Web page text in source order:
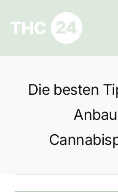
springen
Ratgeber
Hilfe und Kontakt
Die besten